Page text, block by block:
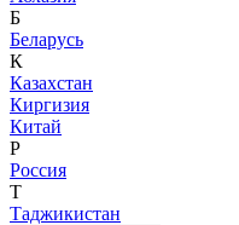
Б
Беларусь
К
Казахстан
Киргизия
Китай
Р
Россия
Т
Таджикистан